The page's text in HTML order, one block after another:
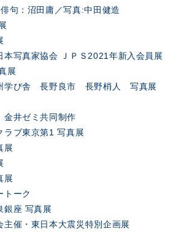
：沼田庸／写真:中田健造
写真家協会 ＪＰＳ2021年新入会員展
展
学び舎 長野良市 長野梢人 写真展
井ゼミ共同制作
ラブ東京第1 写真展
展
展
トーク
銀座 写真展
主催・東日本大震災特別企画展